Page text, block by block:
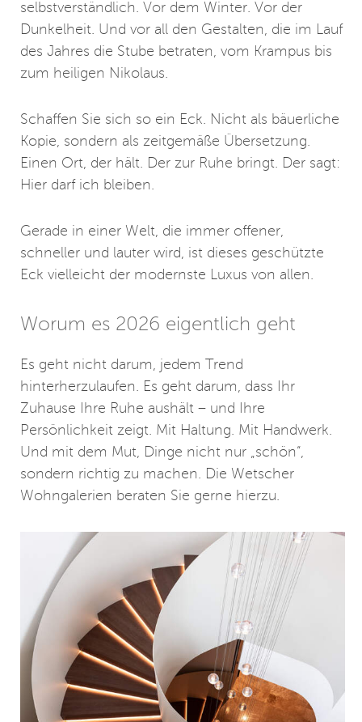
selbstverständlich. Vor dem Winter. Vor der
Dunkelheit. Und vor all den Gestalten, die im Lauf
des Jahres die Stube betraten, vom Krampus bis
zum heiligen Nikolaus.
Schaffen Sie sich so ein Eck. Nicht als bäuerliche
Kopie, sondern als zeitgemäße Übersetzung.
Einen Ort, der hält. Der zur Ruhe bringt. Der sagt:
Hier darf ich bleiben.
Gerade in einer Welt, die immer offener,
schneller und lauter wird, ist dieses geschützte
Eck vielleicht der modernste Luxus von allen.
Worum es 2026 eigentlich geht
Es geht nicht darum, jedem Trend
hinterherzulaufen. Es geht darum, dass Ihr
Zuhause Ihre Ruhe aushält – und Ihre
Persönlichkeit zeigt. Mit Haltung. Mit Handwerk.
Und mit dem Mut, Dinge nicht nur „schön“,
sondern richtig zu machen. Die Wetscher
Wohngalerien beraten Sie gerne hierzu.